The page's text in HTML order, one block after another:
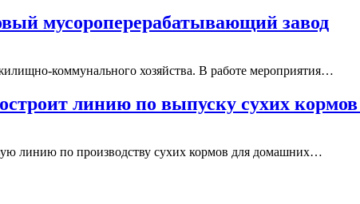
мусороперерабатывающий завод
коммунального хозяйства. В работе мероприятия…
линию по выпуску сухих
линию по производству сухих кормов для домашних…